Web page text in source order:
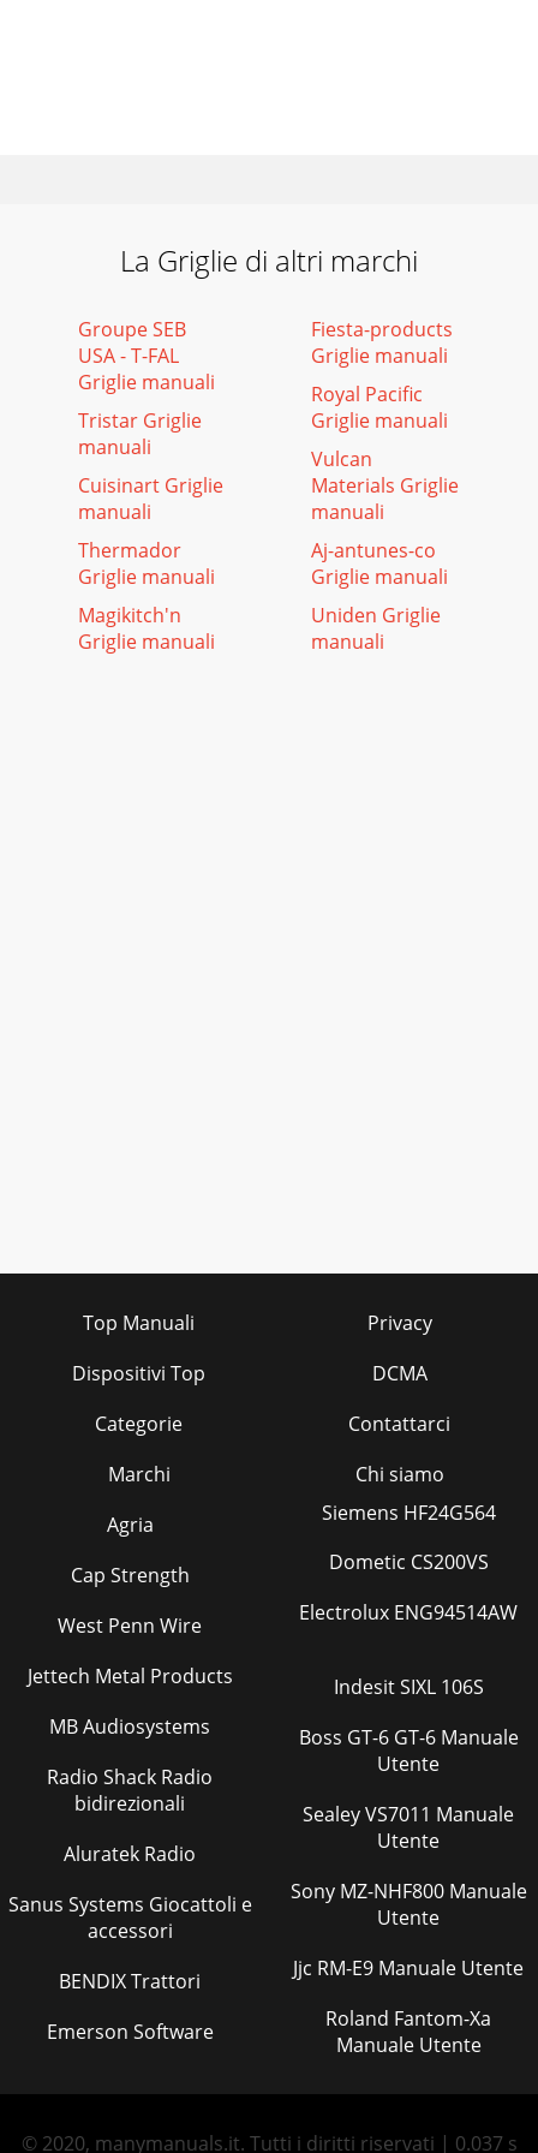
La Griglie di altri marchi
Groupe SEB
USA - T-FAL
Griglie manuali
Tristar Griglie
manuali
Cuisinart Griglie
manuali
Thermador
Griglie manuali
Magikitch'n
Griglie manuali
Fiesta-products
Griglie manuali
Royal Pacific
Griglie manuali
Vulcan
Materials Griglie
manuali
Aj-antunes-co
Griglie manuali
Uniden Griglie
manuali
Top Manuali
Dispositivi Top
Categorie
Marchi
Privacy
DCMA
Contattarci
Chi siamo
Agria
Cap Strength
West Penn Wire
Jettech Metal Products
MB Audiosystems
Radio Shack Radio
bidirezionali
Aluratek Radio
Sanus Systems Giocattoli e
accessori
BENDIX Trattori
Emerson Software
Siemens HF24G564
Dometic CS200VS
Electrolux ENG94514AW
Indesit SIXL 106S
Boss GT-6 GT-6 Manuale
Utente
Sealey VS7011 Manuale
Utente
Sony MZ-NHF800 Manuale
Utente
Jjc RM-E9 Manuale Utente
Roland Fantom-Xa
Manuale Utente
© 2020, manymanuals.it. Tutti i diritti riservati | 0.037 s